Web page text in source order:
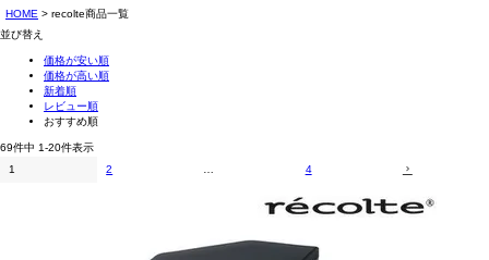
HOME
recolte商品一覧
並び替え
価格が安い順
価格が高い順
新着順
レビュー順
おすすめ順
69件中 1-20件表示
1
2 4